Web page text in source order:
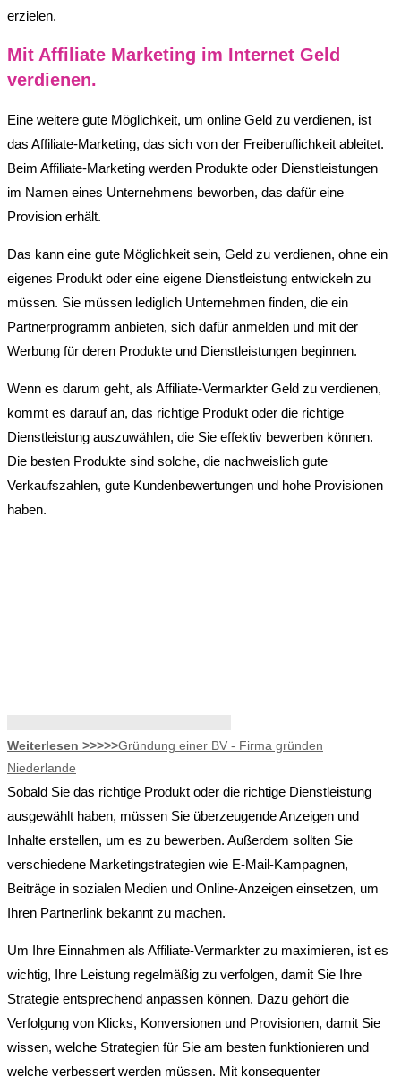
erzielen.
Mit Affiliate Marketing im Internet Geld
verdienen.
Eine weitere gute Möglichkeit, um online Geld zu verdienen, ist
das Affiliate-Marketing, das sich von der Freiberuflichkeit ableitet.
Beim Affiliate-Marketing werden Produkte oder Dienstleistungen
im Namen eines Unternehmens beworben, das dafür eine
Provision erhält.
Das kann eine gute Möglichkeit sein, Geld zu verdienen, ohne ein
eigenes Produkt oder eine eigene Dienstleistung entwickeln zu
müssen. Sie müssen lediglich Unternehmen finden, die ein
Partnerprogramm anbieten, sich dafür anmelden und mit der
Werbung für deren Produkte und Dienstleistungen beginnen.
Wenn es darum geht, als Affiliate-Vermarkter Geld zu verdienen,
kommt es darauf an, das richtige Produkt oder die richtige
Dienstleistung auszuwählen, die Sie effektiv bewerben können.
Die besten Produkte sind solche, die nachweislich gute
Verkaufszahlen, gute Kundenbewertungen und hohe Provisionen
haben.
Weiterlesen >>>>>Gründung einer BV - Firma gründen
Niederlande
Sobald Sie das richtige Produkt oder die richtige Dienstleistung
ausgewählt haben, müssen Sie überzeugende Anzeigen und
Inhalte erstellen, um es zu bewerben. Außerdem sollten Sie
verschiedene Marketingstrategien wie E-Mail-Kampagnen,
Beiträge in sozialen Medien und Online-Anzeigen einsetzen, um
Ihren Partnerlink bekannt zu machen.
Um Ihre Einnahmen als Affiliate-Vermarkter zu maximieren, ist es
wichtig, Ihre Leistung regelmäßig zu verfolgen, damit Sie Ihre
Strategie entsprechend anpassen können. Dazu gehört die
Verfolgung von Klicks, Konversionen und Provisionen, damit Sie
wissen, welche Strategien für Sie am besten funktionieren und
welche verbessert werden müssen. Mit konsequenter